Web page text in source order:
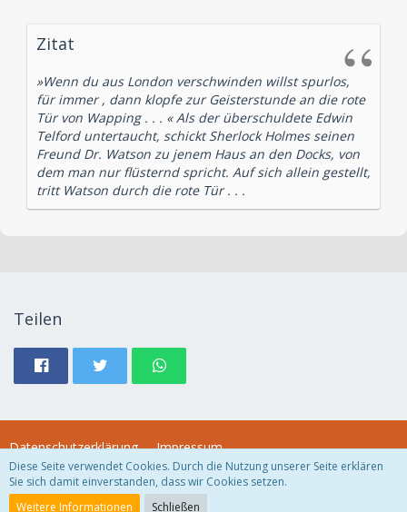
Zitat
»Wenn du aus London verschwinden willst spurlos,
für immer , dann klopfe zur Geisterstunde an die rote
Tür von Wapping . . . « Als der überschuldete Edwin
Telford untertaucht, schickt Sherlock Holmes seinen
Freund Dr. Watson zu jenem Haus an den Docks, von
dem man nur flüsternd spricht. Auf sich allein gestellt,
tritt Watson durch die rote Tür . . .
Teilen
Datenschutzerklärung Impressum
Community-Software:
Diese Seite verwendet Cookies. Durch die Nutzung unserer Seite erklären
Sie sich damit einverstanden, dass wir Cookies setzen.
Weitere Informationen
Schließen